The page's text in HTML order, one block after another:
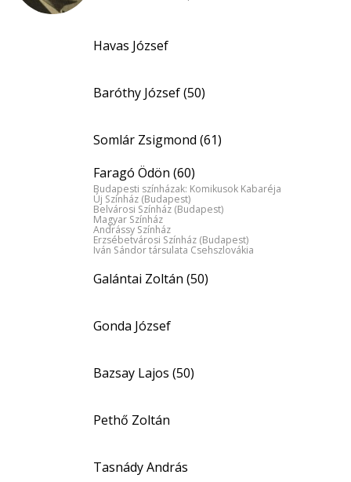
Havas József
Baróthy József (50)
Somlár Zsigmond (61)
Faragó Ödön (60)
Budapesti színházak: Komikusok Kabaréja
Új Színház (Budapest)
Belvárosi Színház (Budapest)
Magyar Színház
Andrássy Színház
Erzsébetvárosi Színház (Budapest)
Iván Sándor társulata Csehszlovákia
Galántai Zoltán (50)
Gonda József
Bazsay Lajos (50)
Pethő Zoltán
Tasnády András